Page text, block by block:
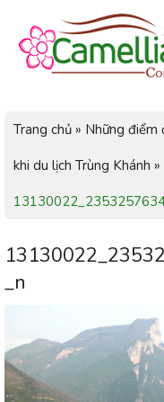
Trang chủ » Những điểm
khi du lịch Trùng Khánh »
_n